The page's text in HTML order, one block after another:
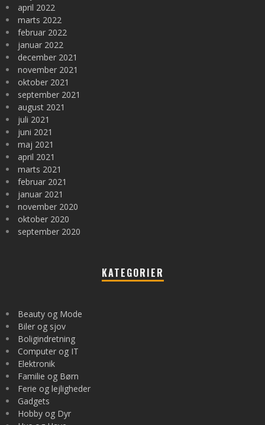
april 2022
marts 2022
februar 2022
januar 2022
december 2021
november 2021
oktober 2021
september 2021
august 2021
juli 2021
juni 2021
maj 2021
april 2021
marts 2021
februar 2021
januar 2021
november 2020
oktober 2020
september 2020
KATEGORIER
Beauty og Mode
Biler og sjov
Boligindretning
Computer og IT
Elektronik
Familie og Børn
Ferie og lejligheder
Gadgets
Hobby og Dyr